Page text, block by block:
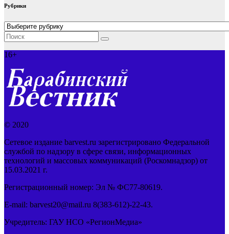
Рубрики
Рубрики
16+
© 2020
Сетевое издание barvest.ru зарегистрировано Федеральной
службой по надзору в сфере связи, информационных
технологий и массовых коммуникаций (Роскомнадзор) от
15.03.2021 г.
Регистрационный номер: Эл № ФС77-80619.
E-mail: barvest20@mail.ru 8(383-612)-22-43.
Учредитель: ГАУ НСО «РегионМедиа»